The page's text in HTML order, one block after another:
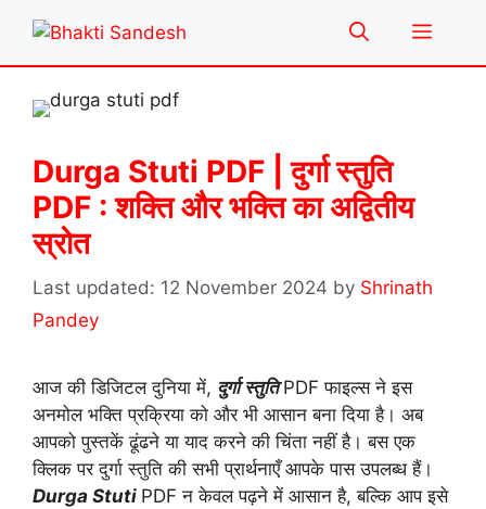
content
Menu
Durga Stuti PDF | दुर्गा स्तुति
PDF : शक्ति और भक्ति का अद्वितीय
स्रोत
12 November 2024 by Shrinath
Pandey
आज की डिजिटल दुनिया में, दुर्गा स्तुतिPDF फाइल्स ने इस
अनमोल भक्ति प्रक्रिया को और भी आसान बना दिया है। अब
आपको पुस्तकें ढूंढने या याद करने की चिंता नहीं है। बस एक
क्लिक पर दुर्गा स्तुति की सभी प्रार्थनाएँ आपके पास उपलब्ध हैं।
Durga Stuti PDF न केवल पढ़ने में आसान है, बल्कि आप इसे